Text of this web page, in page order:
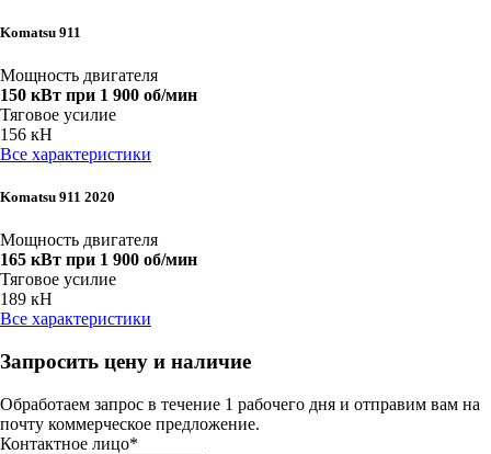
Komatsu 911
Мощность двигателя
150 кВт при 1 900 об/мин
Тяговое усилие
156 кН
Все характеристики
Komatsu 911 2020
Мощность двигателя
165 кВт при 1 900 об/мин
Тяговое усилие
189 кН
Все характеристики
Запросить цену и наличие
Обработаем запрос в течение 1 рабочего дня и отправим вам на
почту коммерческое предложение.
Контактное лицо*